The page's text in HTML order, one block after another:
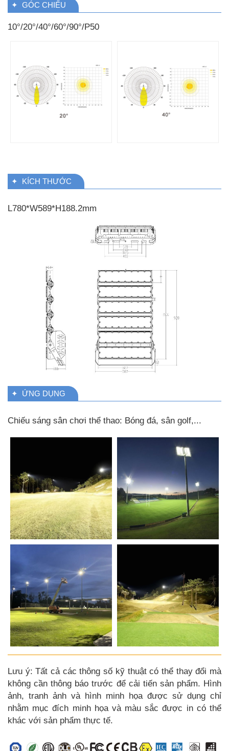
✦ GÓC CHIẾU
10°/20°/40°/60°/90°/P50
✦ KÍCH THƯỚC
L780*W589*H188.2mm
✦ ỨNG DỤNG
Chiếu sáng sân chơi thể thao: Bóng đá, sân golf,...
Lưu ý: Tất cả các thông số kỹ thuật có thể thay đổi mà
không cần thông báo trước để cải tiến sản phẩm. Hình
ảnh, tranh ảnh và hình minh họa được sử dụng chỉ
nhằm mục đích minh họa và màu sắc được in có thể
khác với sản phẩm thực tế.